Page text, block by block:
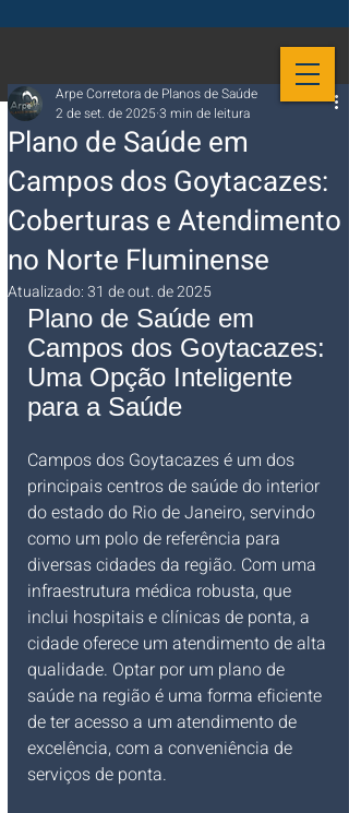
Plano de Saúde em
Campos dos Goytacazes:
Coberturas e Atendimento
no Norte Fluminense
Arpe Corretora de Planos de Saúde
2 de set. de 2025 3 min de leitura
Atualizado:31 de out. de 2025
Plano de Saúde em
Campos dos Goytacazes:
Uma Opção Inteligente
para a Saúde
Campos dos Goytacazes é um dos
principais centros de saúde do interior
do estado do Rio de Janeiro, servindo
como um polo de referência para
diversas cidades da região. Com uma
infraestrutura médica robusta, que
inclui hospitais e clínicas de ponta, a
cidade oferece um atendimento de alta
qualidade. Optar por um plano de
saúde na região é uma forma eficiente
de ter acesso a um atendimento de
excelência, com a conveniência de
serviços de ponta.